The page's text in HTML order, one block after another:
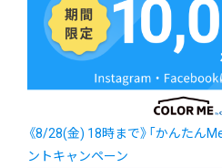
《8/28(金) 18時まで》「かんたん
ントキャンペーン